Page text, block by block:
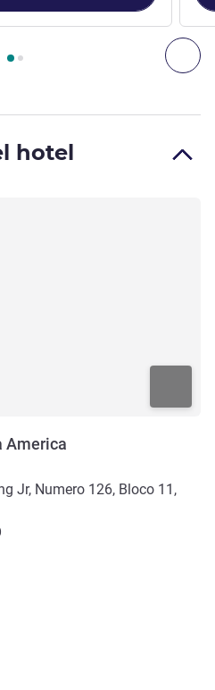
1 : Apartamento Standard con
hotel
America
Jr, Numero 126, Bloco 11,